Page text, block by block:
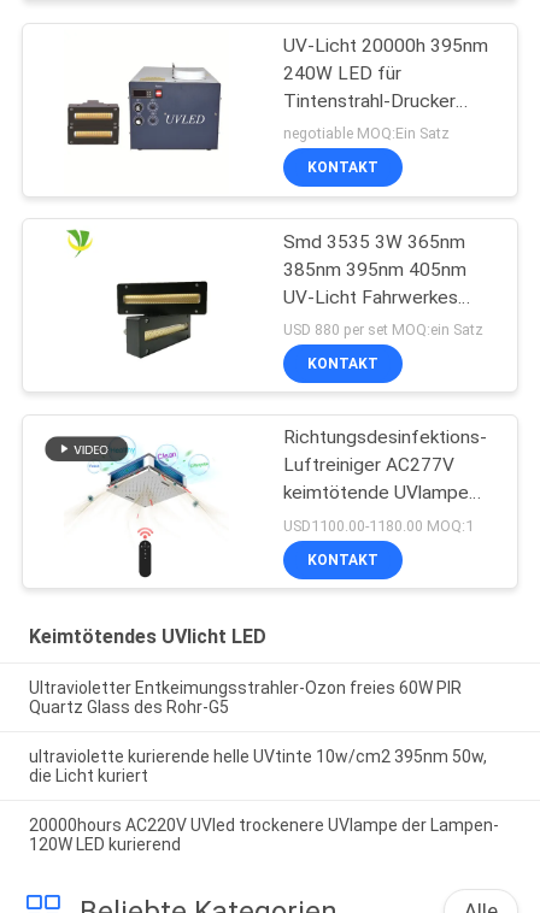
UV-Licht 20000h 395nm
240W LED für
Tintenstrahl-Drucker
Machine
negotiable MOQ:Ein Satz
KONTAKT
Smd 3535 3W 365nm
385nm 395nm 405nm
UV-Licht Fahrwerkes
LED
USD 880 per set MOQ:ein Satz
KONTAKT
Richtungsdesinfektions-
Luftreiniger AC277V
keimtötende UVlampe
150W Omni
USD1100.00-1180.00 MOQ:1
KONTAKT
Keimtötendes UVlicht LED
Ultravioletter Entkeimungsstrahler-Ozon freies 60W PIR
Quartz Glass des Rohr-G5
ultraviolette kurierende helle UVtinte 10w/cm2 395nm 50w,
die Licht kuriert
20000hours AC220V UVled trockenere UVlampe der Lampen-
120W LED kurierend